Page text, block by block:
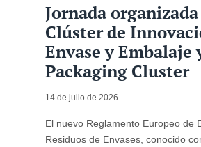
Jornada
Clúster de
Envase y Embalaje
Packaging Cluster
14 de julio de 2026
El nuevo Reglamento Europeo de
Residuos de Envases, conocido